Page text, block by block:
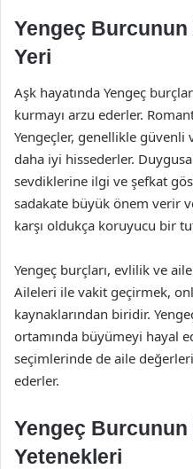
Yengeç
Yeri
Aşk hayatında Yengeç
kurmayı arzu ederler.
Yengeçler, genellikle güvenli
daha iyi hissederler.
sevdiklerine ilgi ve şefkat
sadakate büyük önem verir
karşı oldukça koruyucu bir
Yengeç burçları, evlilik ve
Aileleri ile vakit geçirmek,
kaynaklarından biridir.
ortamında büyümeyi hayal
seçimlerinde de aile
ederler.
Yengeç Burcunun
Yetenekleri